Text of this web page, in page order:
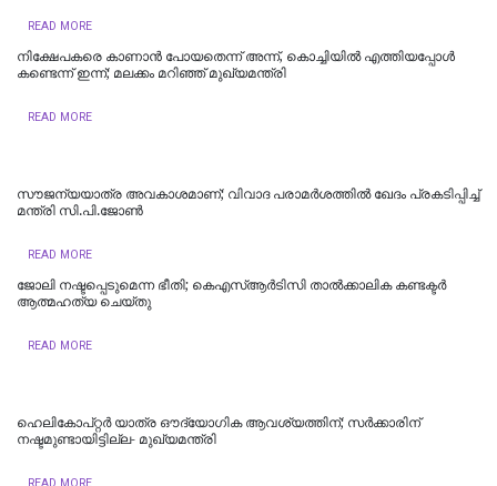
READ MORE
നിക്ഷേപകരെ കാണാൻ പോയതെന്ന് അന്ന്, കൊച്ചിയിൽ എത്തിയപ്പോൾ
കണ്ടെന്ന് ഇന്ന്; മലക്കം മറിഞ്ഞ് മുഖ്യമന്ത്രി
READ MORE
സൗജന്യയാത്ര അവകാശമാണ്; വിവാദ പരാമർശത്തിൽ ഖേദം പ്രകടിപ്പിച്ച്
മന്ത്രി സി.പി.ജോൺ
READ MORE
ജോലി നഷ്ടപ്പെടുമെന്ന ഭീതി; കെഎസ്ആർടിസി താൽക്കാലിക കണ്ടക്ടർ
ആത്മഹത്യ ചെയ്തു
READ MORE
ഹെലികോപ്റ്റർ യാത്ര ഔദ്യോഗിക ആവശ്യത്തിന്; സർക്കാരിന്
നഷ്ടമുണ്ടായിട്ടില്ല- മുഖ്യമന്ത്രി